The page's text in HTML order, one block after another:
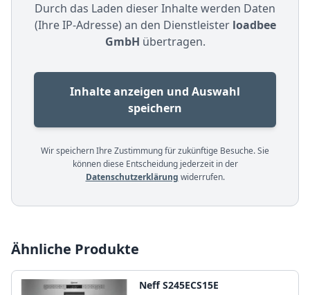
Durch das Laden dieser Inhalte werden Daten
(Ihre IP-Adresse) an den Dienstleister loadbee
GmbH übertragen.
Inhalte anzeigen und Auswahl
speichern
Wir speichern Ihre Zustimmung für zukünftige Besuche. Sie
können diese Entscheidung jederzeit in der
Datenschutzerklärung widerrufen.
Ähnliche Produkte
Neff S245ECS15E